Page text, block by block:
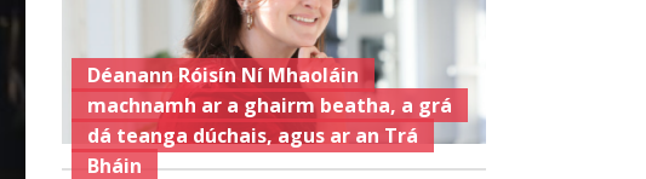
Déanann Róisín Ní Mhaoláin
machnamh ar a ghairm beatha, a grá
dá teanga dúchais, agus ar an Trá
Bháin